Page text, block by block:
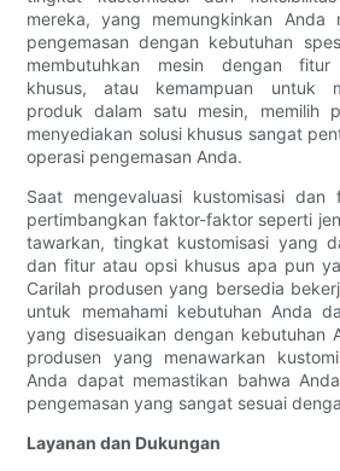
mereka, yang memungkinkan Anda
pengemasan dengan kebutuhan
membutuhkan mesin dengan fitur
khusus, atau kemampuan untuk
produk dalam satu mesin, memilih
menyediakan solusi khusus sangat
operasi pengemasan Anda.
Saat mengevaluasi kustomisasi dan
pertimbangkan faktor-faktor seperti
tawarkan, tingkat kustomisasi yang
dan fitur atau opsi khusus apa pun
Carilah produsen yang bersedia
untuk memahami kebutuhan Anda
yang disesuaikan dengan kebutuhan
produsen yang menawarkan
Anda dapat memastikan bahwa
pengemasan yang sangat sesuai
Layanan dan Dukungan